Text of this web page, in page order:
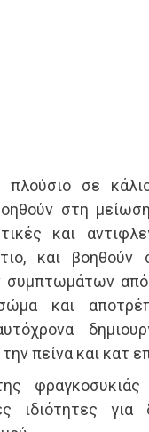
σε
στη
και
και βοηθούν
από
και
πείνα και κατ
ιδιότητες